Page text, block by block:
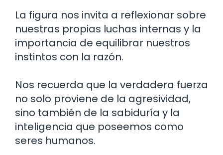
La figura nos invita a reflexionar sobre
nuestras propias luchas internas y la
importancia de equilibrar nuestros
instintos con la razón.
Nos recuerda que la verdadera fuerza
no solo proviene de la agresividad,
sino también de la sabiduría y la
inteligencia que poseemos como
seres humanos.